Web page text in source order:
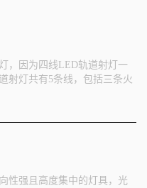
，因为四线LED轨道射灯一
射灯共有5条线，包括三条火
性强且高度集中的灯具，光